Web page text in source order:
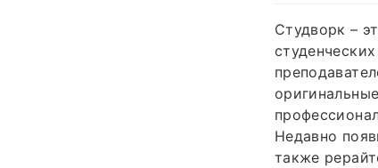
Студворк –
Недавно
также